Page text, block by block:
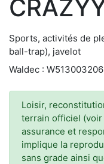
Sports, activités de
ball-trap), javelot
Waldec : W513003206
Loisir,
terrain officiel
assurance et
implique la
sans grade ainsi